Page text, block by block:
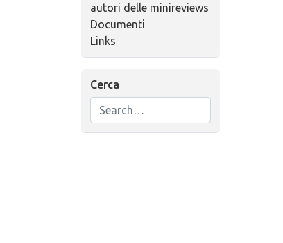
autori delle minireviews
Documenti
Links
Cerca